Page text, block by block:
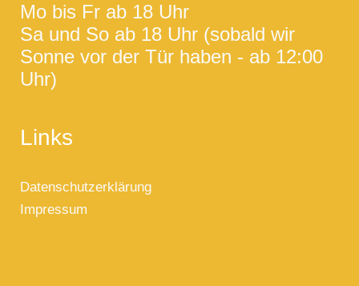
Mo bis Fr ab 18 Uhr
Sa und So ab 18 Uhr (sobald wir
Sonne vor der Tür haben - ab 12:00
Uhr)
Links
Datenschutzerklärung
Impressum